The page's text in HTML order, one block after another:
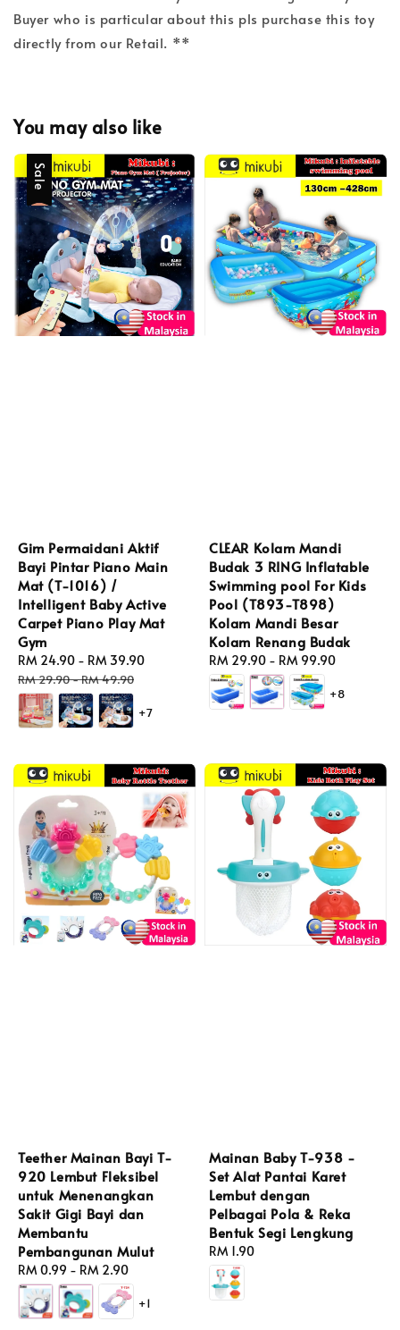
Buyer who is particular about this pls purchase this toy
directly from our Retail. **
You may also like
Sale
Gim Permaidani Aktif
Bayi Pintar Piano Main
Mat (T-1016) /
Intelligent Baby Active
Carpet Piano Play Mat
Gym
Sale
price
RM 24.90 - RM 39.90
RM 29.90-RM 49.90
+7
CLEAR Kolam Mandi
Budak 3 RING Inflatable
Swimming pool For Kids
Pool (T893-T898)
Kolam Mandi Besar
Kolam Renang Budak
Regular
price
RM 29.90 - RM 99.90
+8
Teether Mainan Bayi T-
920 Lembut Fleksibel
untuk Menenangkan
Sakit Gigi Bayi dan
Membantu
Pembangunan Mulut
Regular
price
RM 0.99 - RM 2.90
+1
Mainan Baby T-938 -
Set Alat Pantai Karet
Lembut dengan
Pelbagai Pola & Reka
Bentuk Segi Lengkung
Regular
price
RM 1.90